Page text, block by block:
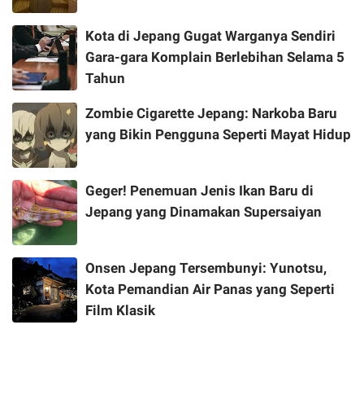
Kota di Jepang Gugat Warganya Sendiri
Gara-gara Komplain Berlebihan Selama 5
Tahun
Zombie Cigarette Jepang: Narkoba Baru
yang Bikin Pengguna Seperti Mayat Hidup
Geger! Penemuan Jenis Ikan Baru di
Jepang yang Dinamakan Supersaiyan
Onsen Jepang Tersembunyi: Yunotsu,
Kota Pemandian Air Panas yang Seperti
Film Klasik